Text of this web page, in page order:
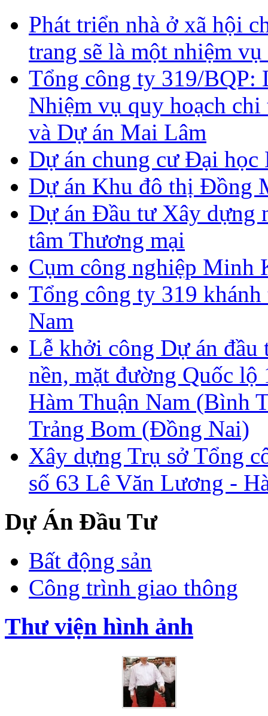
Phát triển nhà ở xã hội
trang sẽ là một nhiệm
Tổng công ty 319/BQP:
Nhiệm vụ quy hoạch
và Dự án Mai Lâm
Dự án chung cư Đại học
Dự án Khu đô thị Đồng
Dự án Đầu tư Xây dựng
tâm Thương mại
Cụm công nghiệp Minh
Tổng công ty 319
Nam
Lễ khởi công Dự án
nền, mặt đường Quốc
Hàm Thuận Nam (Bình
Trảng Bom (Đồng Nai)
Xây dựng Trụ sở Tổng
số 63 Lê Văn Lương -
Dự Án Đầu Tư
Bất động sản
Công trình giao thông
Thư viện hình ảnh